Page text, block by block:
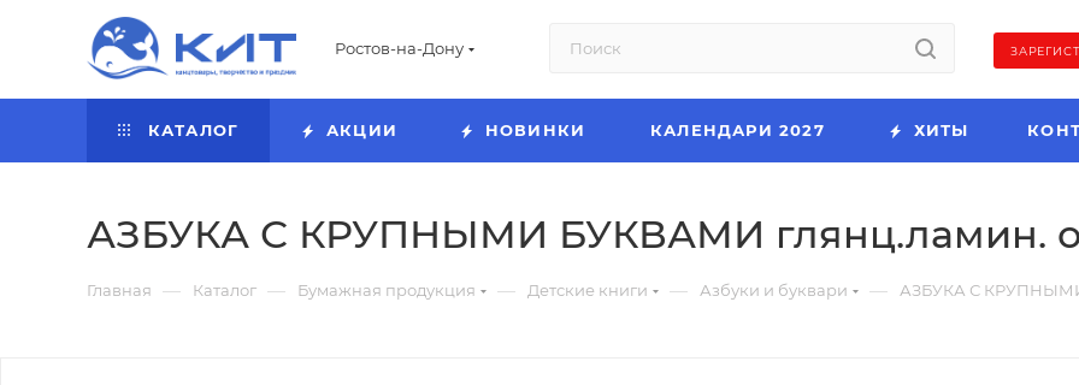
Ростов-на-Дону
КАТАЛОГ АКЦИИ НОВИНКИ КАЛЕНДАРИ 2027 ХИТЫ
АЗБУКА С КРУПНЫМИ БУКВАМИ глянц.ламин.
Главная — Каталог — Бумажная продукция — Детские книги — Азбуки и буквари — АЗБУКА С КРУПНЫМИ